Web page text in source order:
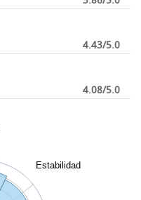
4.43/5.0
4.08/5.0
Estabilidad